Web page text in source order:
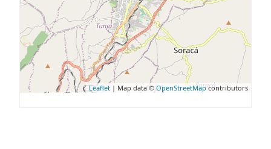
Leaflet| Map data © OpenStreetMapcontributors